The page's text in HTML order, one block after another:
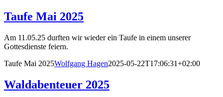
Taufe Mai 2025
Am 11.05.25 durften wir wieder ein Taufe in einem unserer
Gottesdienste feiern.
Taufe Mai 2025Wolfgang Hagen2025-05-22T17:06:31+02:00
Waldabenteuer 2025